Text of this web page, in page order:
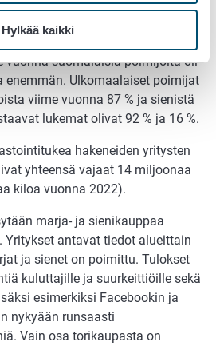
Hylkää kaikki
merkitys luonnonmarjojen ja -
on normaalisti
vuonna suomalaisia poimijoita oli
enemmän. Ulkomaalaiset poimijat
viime vuonna 87 % ja sienistä
lukemat olivat 92 % ja 16 %.
hakeneiden yritysten
yhteensä vajaat 14 miljoonaa
kiloa vuonna 2022).
marja- ja sienikauppaa
antavat tiedot alueittain
ja sienet on poimittu. Tulokset
kuluttajille ja suurkeittiöille sekä
esimerkiksi Facebookin ja
nykyään runsaasti
Vain osa torikaupasta on